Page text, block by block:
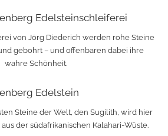
von Jörg Diederich werden rohe Steine
gebohrt – und offenbaren dabei ihre
wahre Schönheit.
Steine der Welt, den Sugilith, wird hier
der südafrikanischen Kalahari-Wüste.